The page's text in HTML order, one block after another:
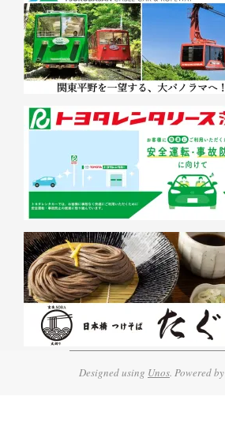
Designed using Unos. Powered by